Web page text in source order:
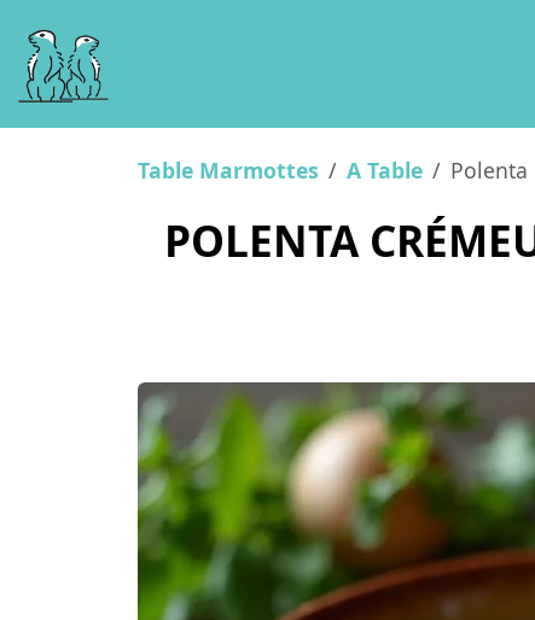
Table Marmottes A Table Polenta
POLENTA